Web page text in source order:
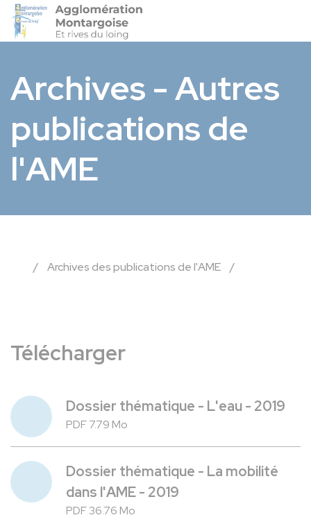
Archives - Autres
publications de
l'AME
/ Archives des publications de l'AME /
Télécharger
Dossier thématique - L'eau - 2019
PDF 7.79 Mo
Dossier thématique - La mobilité
dans l'AME - 2019
PDF 36.76 Mo